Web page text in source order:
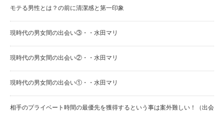
モテる男性とは？の前に清潔感と第一印象
現時代の男女間の出会い③・・水田マリ
現時代の男女間の出会い②・・水田マリ
現時代の男女間の出会い①・・水田マリ
相手のプライベート時間の最優先を獲得するという事は案外難しい！（出会